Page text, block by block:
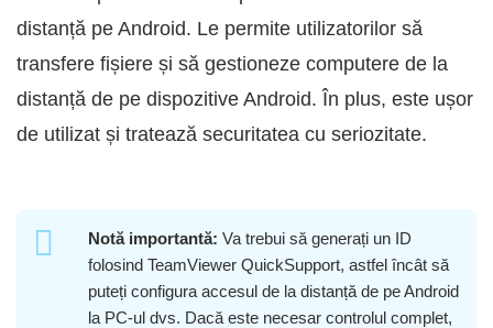
distanță pe Android. Le permite utilizatorilor să
transfere fișiere și să gestioneze computere de la
distanță de pe dispozitive Android. În plus, este ușor
de utilizat și tratează securitatea cu seriozitate.
Notă importantă: Va trebui să generați un ID
folosind TeamViewer QuickSupport, astfel încât să
puteți configura accesul de la distanță de pe Android
la PC-ul dvs. Dacă este necesar controlul complet,